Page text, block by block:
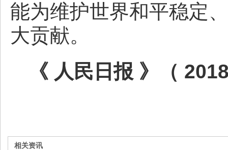
能为维护世界和平稳定
大贡献。
《 人民日报 》（
相关资讯